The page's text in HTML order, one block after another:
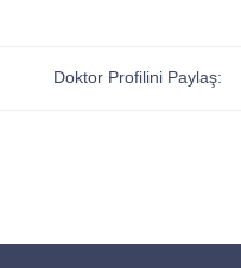
Doktor Profilini Paylaş: